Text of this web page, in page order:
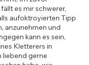
es mir schwerer,
aufoktroyierten Tipp
anzunehmen und
kann es sein,
Kletterers in
liebend gerne